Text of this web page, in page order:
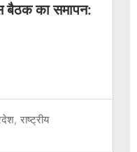
बैठक का समापन:
, राष्ट्रीय